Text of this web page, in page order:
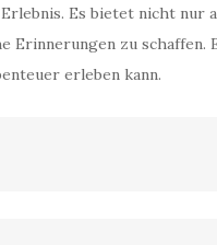
Es bietet nicht nur
Erinnerungen zu schaffen.
erleben kann.